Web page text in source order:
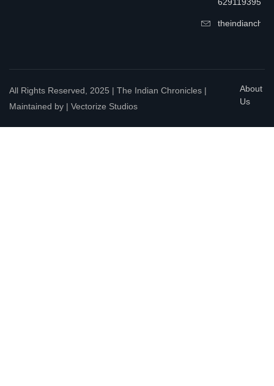
All Rights Reserved, 2025 | The Indian Chronicles |
Maintained by | Vectorize Studios
About
Us